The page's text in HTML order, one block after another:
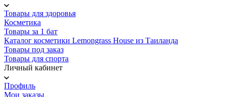
Товары для здоровья
Косметика
Товары за 1 бат
Каталог косметики Lemongrass House из Таиланда
Товары под заказ
Товары для спорта
Личный кабинет
Профиль
Мои заказы